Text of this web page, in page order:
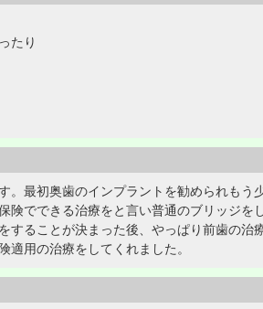
たり
。最初奥歯のインプラントを勧められも
険でできる治療をと言い普通のブリッジ
することが決まった後、やっぱり前歯の
適用の治療をしてくれました。